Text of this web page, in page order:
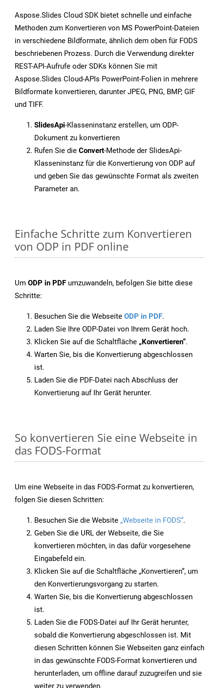
Aspose.Slides Cloud SDK bietet schnelle und einfache
Methoden zum Konvertieren von MS PowerPoint-Dateien
in verschiedene Bildformate, ähnlich dem oben für FODS
beschriebenen Prozess. Durch die Verwendung direkter
REST-API-Aufrufe oder SDKs können Sie mit
Aspose.Slides Cloud-APIs PowerPoint-Folien in mehrere
Bildformate konvertieren, darunter JPEG, PNG, BMP, GIF
und TIFF.
SlidesApi-Klasseninstanz erstellen, um ODP-
Dokument zu konvertieren
Rufen Sie die Convert-Methode der SlidesApi-
Klasseninstanz für die Konvertierung von ODP auf
und geben Sie das gewünschte Format als zweiten
Parameter an.
Einfache Schritte zum Konvertieren
von ODP in PDF online
Um ODP in PDF umzuwandeln, befolgen Sie bitte diese
Schritte:
Besuchen Sie die Webseite ODP in PDF.
Laden Sie Ihre ODP-Datei von Ihrem Gerät hoch.
Klicken Sie auf die Schaltfläche „Konvertieren“.
Warten Sie, bis die Konvertierung abgeschlossen
ist.
Laden Sie die PDF-Datei nach Abschluss der
Konvertierung auf Ihr Gerät herunter.
So konvertieren Sie eine Webseite in
das FODS-Format
Um eine Webseite in das FODS-Format zu konvertieren,
folgen Sie diesen Schritten:
Besuchen Sie die Website „Webseite in FODS“.
Geben Sie die URL der Webseite, die Sie
konvertieren möchten, in das dafür vorgesehene
Eingabefeld ein.
Klicken Sie auf die Schaltfläche „Konvertieren“, um
den Konvertierungsvorgang zu starten.
Warten Sie, bis die Konvertierung abgeschlossen
ist.
Laden Sie die FODS-Datei auf Ihr Gerät herunter,
sobald die Konvertierung abgeschlossen ist. Mit
diesen Schritten können Sie Webseiten ganz einfach
in das gewünschte FODS-Format konvertieren und
herunterladen, um offline darauf zuzugreifen und sie
weiter zu verwenden.